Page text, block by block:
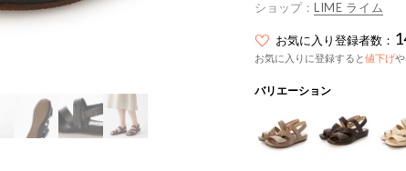
ショップ： LIME ライム
お気に入り登録者数：
お気に入りに登録すると値下げや
バリエーション